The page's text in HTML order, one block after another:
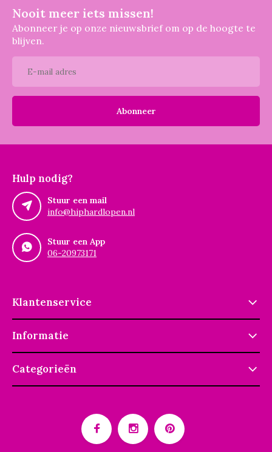
Nooit meer iets missen!
Abonneer je op onze nieuwsbrief om op de hoogte te
blijven.
Abonneer
Hulp nodig?
Stuur een mail
info@hiphardlopen.nl
Stuur een App
06-20973171
Klantenservice
Informatie
Categorieën